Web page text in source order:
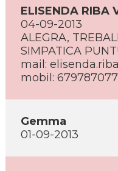
ELISENDA RIBA
04-09-2013
ALEGRA,
SIMPATICA
mail:
mobil: 679787077
Gemma
01-09-2013